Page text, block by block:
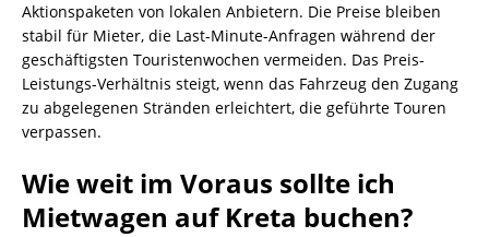
Aktionspaketen von lokalen Anbietern. Die Preise bleiben
stabil für Mieter, die Last-Minute-Anfragen während der
geschäftigsten Touristenwochen vermeiden. Das Preis-
Leistungs-Verhältnis steigt, wenn das Fahrzeug den Zugang
zu abgelegenen Stränden erleichtert, die geführte Touren
verpassen.
Wie weit im Voraus sollte ich
Mietwagen auf Kreta buchen?